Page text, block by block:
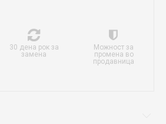
30 дена рок за
замена
Можност за
промена во
продавница